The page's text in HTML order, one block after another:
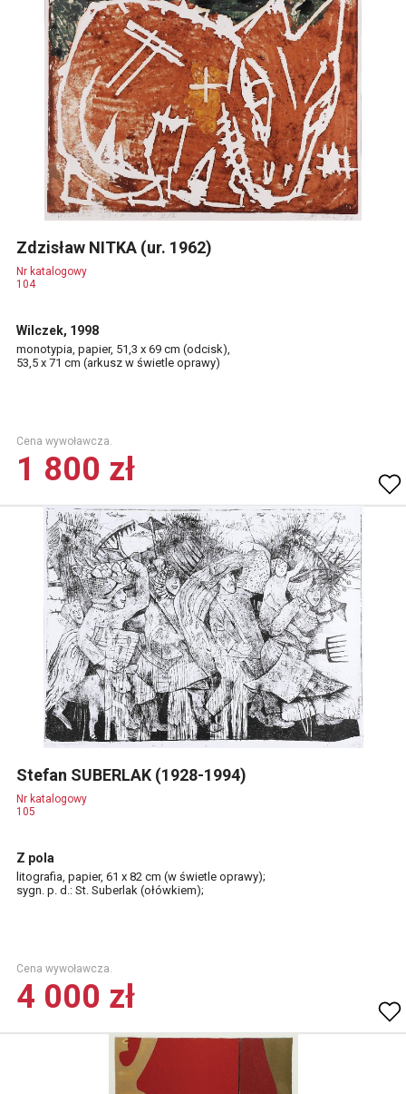
Zdzisław NITKA (ur. 1962)
Nr katalogowy
104
Wilczek, 1998
monotypia, papier, 51,3 x 69 cm (odcisk),
53,5 x 71 cm (arkusz w świetle oprawy)
Cena wywoławcza.
1 800 zł
Stefan SUBERLAK (1928-1994)
Nr katalogowy
105
Z pola
litografia, papier, 61 x 82 cm (w świetle oprawy);
sygn. p. d.: St. Suberlak (ołówkiem);
Cena wywoławcza.
4 000 zł